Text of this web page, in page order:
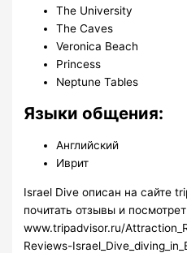
The University
The Caves
Veronica Beach
Princess
Neptune Tables
Языки общения:
Английский
Иврит
Israel Dive описан на сайте
почитать отзывы и
www.tripadvisor.ru/
Reviews-